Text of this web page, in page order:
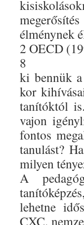
élménynek
2 OECD
8
ki bennük
kor
tanítóktól
vajon
fontos
tanulást?
milyen
A
lehetne
CXC.